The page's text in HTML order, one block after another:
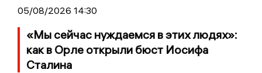
05/08/2026 14:30
«Мы сейчас нуждаемся в этих людях»:
как в Орле открыли бюст Иосифа
Сталина